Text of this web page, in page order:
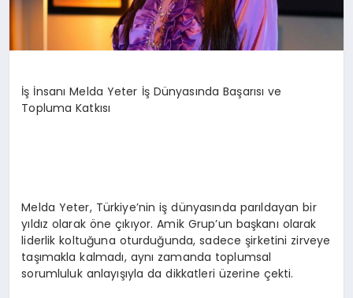
İş İnsanı Melda Yeter İş Dünyasında Başarısı ve
Topluma Katkısı
Melda Yeter, Türkiye’nin iş dünyasında parıldayan bir
yıldız olarak öne çıkıyor. Amik Grup’un başkanı olarak
liderlik koltuğuna oturduğunda, sadece şirketini zirveye
taşımakla kalmadı, aynı zamanda toplumsal
sorumluluk anlayışıyla da dikkatleri üzerine çekti.